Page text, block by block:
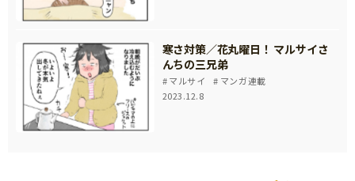
寒さ対策／花丸曜日！ マルサイさ
んちの三兄弟
マルサイ
マンガ連載
2023.12.8